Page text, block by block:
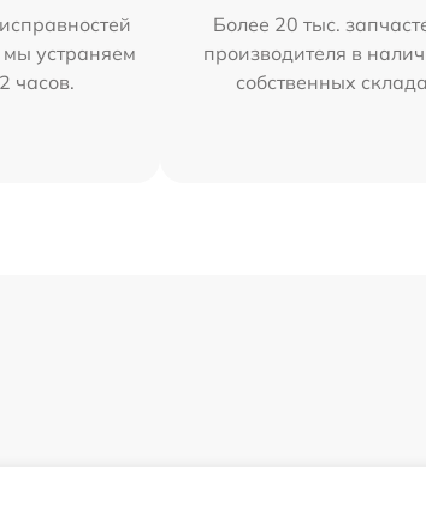
мы устраняем
часов.
Более 20 тыс.
производителя в
собственных